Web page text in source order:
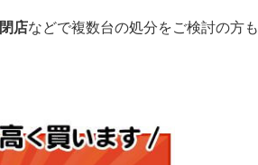
閉店などで複数台の処分をご検討の方